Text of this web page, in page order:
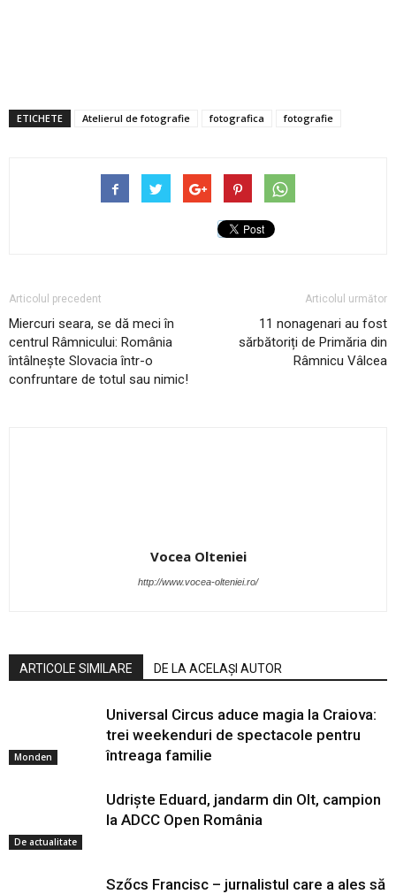
ETICHETE Atelierul de fotografie fotografica fotografie
Articolul precedent
Miercuri seara, se dă meci în
centrul Râmnicului: România
întâlnește Slovacia într-o
confruntare de totul sau nimic!
Articolul următor
11 nonagenari au fost
sărbătoriți de Primăria din
Râmnicu Vâlcea
Vocea Olteniei
http://www.vocea-olteniei.ro/
ARTICOLE SIMILARE DE LA ACELAȘI AUTOR
Monden
Universal Circus aduce magia la Craiova:
trei weekenduri de spectacole pentru
întreaga familie
De actualitate
Udriște Eduard, jandarm din Olt, campion
la ADCC Open România
Szőcs Francisc – jurnalistul care a ales să